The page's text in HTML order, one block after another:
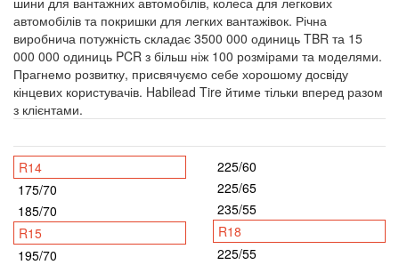
автомобілів та покришки для легких вантажівок. Річна
виробнича потужність складає 3500 000 одиниць TBR та 15
000 000 одиниць PCR з більш ніж 100 розмірами та моделями.
Прагнемо розвитку, присвячуємо себе хорошому досвіду
кінцевих користувачів. Habilead Tire йтиме тільки вперед разом
з клієнтами.
R14
175/70
185/70
R15
195/70
225/60
225/65
235/55
R18
225/55